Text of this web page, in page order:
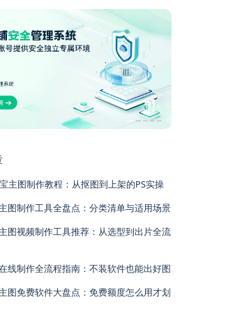
主图制作教程：从抠图到上架的PS实操
图制作工具全盘点：分类清单与适用场景
图视频制作工具推荐：从选型到出片全流
线制作全流程指南：不装软件也能出好图
图免费软件大盘点：免费额度怎么用才划